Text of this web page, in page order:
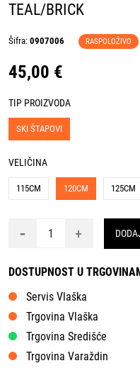
TEAL/BRICK
Šifra: 0907006 RASPOLOŽIVO
45,00 €
TIP PROIZVODA
SKI ŠTAPOVI
VELIČINA
115CM 120CM 125CM
- +
DOSTUPNOST U
Servis Vlaška
Trgovina Vlaška
Trgovina Središće
Trgovina Varaždin